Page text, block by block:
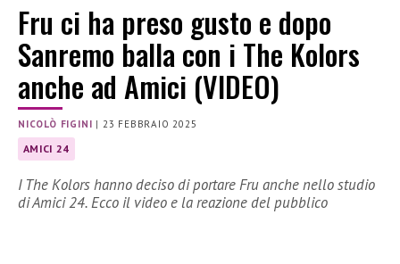
Fru ci ha preso gusto e dopo
Sanremo balla con i The Kolors
anche ad Amici (VIDEO)
NICOLÒ FIGINI | 23 FEBBRAIO 2025
AMICI 24
I The Kolors hanno deciso di portare Fru anche nello studio
di Amici 24. Ecco il video e la reazione del pubblico